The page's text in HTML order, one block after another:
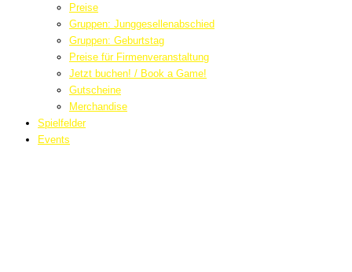
Preise
Gruppen: Junggesellenabschied
Gruppen: Geburtstag
Preise für Firmenveranstaltung
Jetzt buchen! / Book a Game!
Gutscheine
Merchandise
Spielfelder
Events